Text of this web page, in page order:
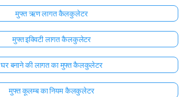
मुफ्त ऋण लागत कैलकुलेटर
मुफ्त इक्विटी लागत कैलकुलेटर
घर बनाने की लागत का मुफ्त कैलकुलेटर
मुफ्त कूलम्ब का नियम कैलकुलेटर